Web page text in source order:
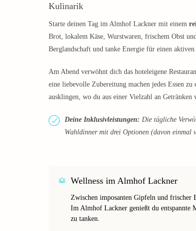
Kulinarik
Starte deinen Tag im Almhof Lackner mit einem
Brot, lokalem Käse, Wurstwaren, frischem Obst
Berglandschaft und tanke Energie für einen aktiven
Am Abend verwöhnt dich das hoteleigene
eine liebevolle Zubereitung machen jedes Essen
ausklingen, wo du aus einer Vielzahl an Getränken
Deine Inklusivleistungen: Die tägliche
Wahldinner mit drei Optionen (davon einmal
Wellness im Almhof Lackner
Zwischen imposanten Gipfeln und frischer
Im Almhof Lackner genießt du entspannte
zu tanken.